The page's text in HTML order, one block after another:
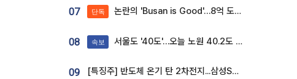
07 단독 논란의 'Busan is Good'…8억 도시브랜드, 용산 대통령실 CI 업체가 수행
08 속보 서울도 '40도'…오늘 노원 40.2도 기록
09 [특징주] 반도체 온기 탄 2차전지...삼성SDI, 장 초반 7% 넘게 껑충